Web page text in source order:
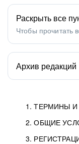
1. ТЕРМИНЫ
2. ОБЩИЕ
3.
Раскрыть все
Чтобы прочитать
Архив редакций